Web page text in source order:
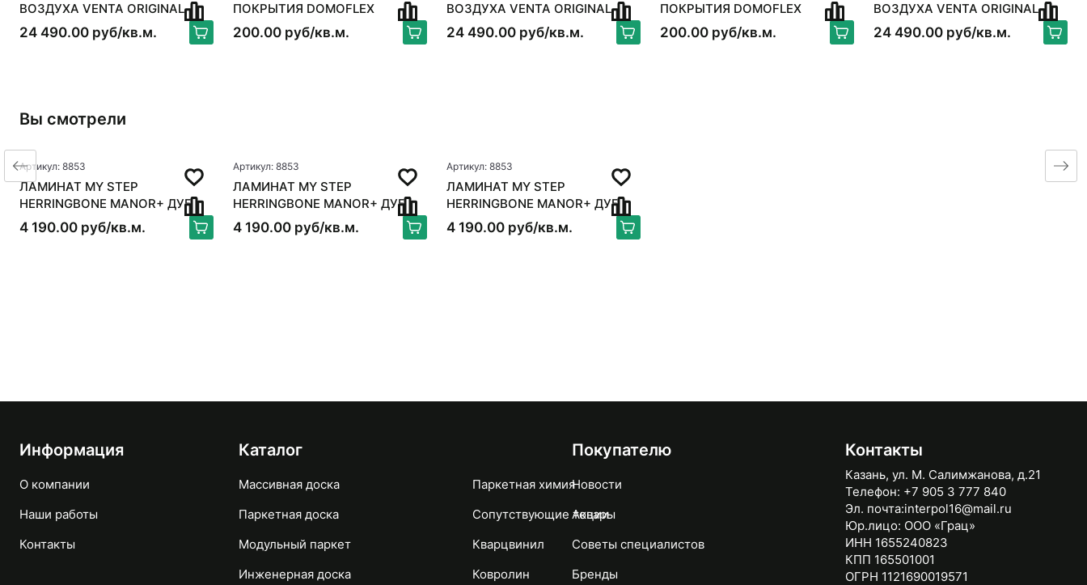
ВОЗДУХА VENTA ORIGINAL
LW15, БЕЛЫЙ
24 490.00 руб/кв.м.
ПОКРЫТИЯ DOMOFLEX
200.00 руб/кв.м.
ВОЗДУХА VENTA ORIGINAL
LW15, БЕЛЫЙ
24 490.00 руб/кв.м.
ПОКРЫТИЯ DOMOFLEX
200.00 руб/кв.м.
ВОЗДУХА VENTA ORIGINAL
LW15, БЕЛЫЙ
24 490.00 руб/кв.м.
Вы смотрели
Артикул: 8853
ЛАМИНАТ MY STEP
HERRINGBONE MANOR+ ДУБ
СУРИН
4 190.00 руб/кв.м.
Артикул: 8853
ЛАМИНАТ MY STEP
HERRINGBONE MANOR+ ДУБ
СУРИН
4 190.00 руб/кв.м.
Артикул: 8853
ЛАМИНАТ MY STEP
HERRINGBONE MANOR+ ДУБ
СУРИН
4 190.00 руб/кв.м.
Информация
О компании
Наши работы
Контакты
Каталог
Массивная доска
Паркетная доска
Модульный паркет
Инженерная доска
Паркетная химия
Сопутствующие товары
Кварцвинил
Ковролин
Покупателю
Новости
Акции
Советы специалистов
Бренды
Контакты
Казань, ул. М. Салимжанова, д.21
Телефон: +7 905 3 777 840
Эл. почта:interpol16@mail.ru
Юр.лицо: ООО «Грац»
ИНН 1655240823
КПП 165501001
ОГРН 1121690019571